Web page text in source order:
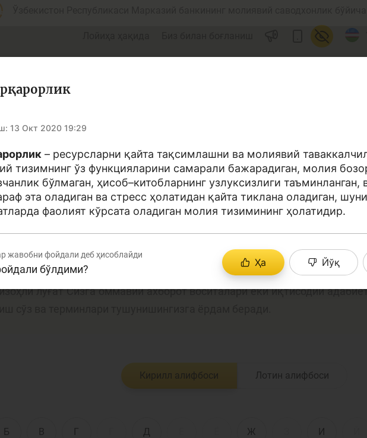
Пул Ислом молияси
Банк хизматлари
истеъмолчилари
ҳуқуқлари
Тадбиркорлик
банк ва молия соҳасига оид терминларнинг аниқ
луғат Сизга оммавий ахборот воситалари ёки иқтисодий
Кирилл алифбоси Лотин алифбоси
Б В Г Д Ж И
13 Окт 2020 19:29
– ресурсларни қайта тақсимлашни ва молиявий
тизимнинг ўз функцияларини самарали бажарадиган, молия
бўлмаган, ҳисоб–китобларнинг узлуксизлиги
эта оладиган ва стресс ҳолатидан қайта тиклана оладиган,
фаолият кўрсата оладиган молия тизимининг ҳолатидир.
жавобни фойдали деб ҳисоблайди
бўлдими?
Ҳа Йўқ